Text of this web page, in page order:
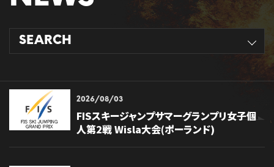
SEARCH
2026/08/03
FISスキージャンプサマーグランプリ女子個
人第2戦 Wisla大会(ポーランド)